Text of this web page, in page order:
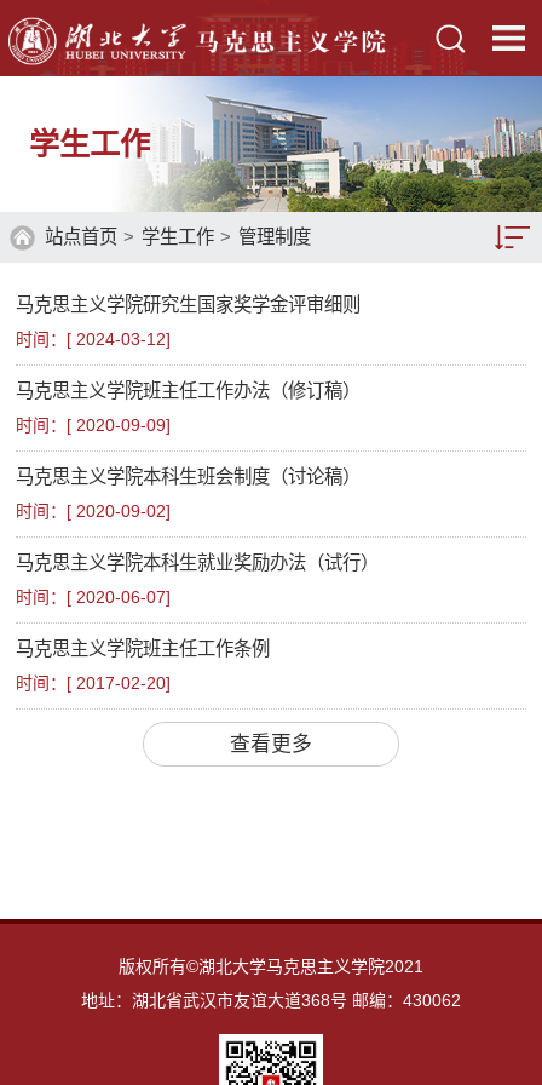
学生工作
站点首页 > 学生工作 > 管理制度
党团建设
毕业生工作
马克思主义学院研究生国家奖学金评审细则
时间：[ 2024-03-12]
马克思主义学院班主任工作办法（修订稿）
时间：[ 2020-09-09]
马克思主义学院本科生班会制度（讨论稿）
时间：[ 2020-09-02]
马克思主义学院本科生就业奖励办法（试行）
时间：[ 2020-06-07]
马克思主义学院班主任工作条例
时间：[ 2017-02-20]
查看更多
版权所有©湖北大学马克思主义学院2021
地址：湖北省武汉市友谊大道368号 邮编：430062